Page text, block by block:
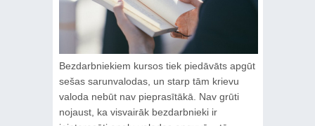
Bezdarbniekiem kursos tiek piedāvāts apgūt
sešas sarunvalodas, un starp tām krievu
valoda nebūt nav pieprasītākā. Nav grūti
nojaust, ka visvairāk bezdarbnieki ir